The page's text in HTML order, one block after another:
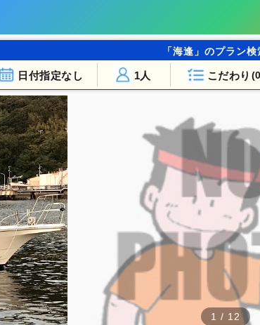
「海逢」のプラン
日付指定なし こだわり
1人
1 / 12